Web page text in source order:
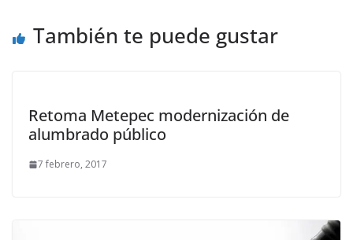
También te puede gustar
Retoma Metepec modernización de
alumbrado público
7 febrero, 2017